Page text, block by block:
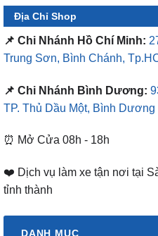
Địa Chỉ Shop
📌 Chi Nhánh Hồ Chí Minh:
Trung Sơn, Bình Chánh,
📌 Chi Nhánh Bình Dương:
TP. Thủ Dầu Một, Bình Dương
⏰ Mở Cửa 08h - 18h
❤️ Dịch vụ làm xe tận nơi tại
tỉnh thành
DANH MỤC